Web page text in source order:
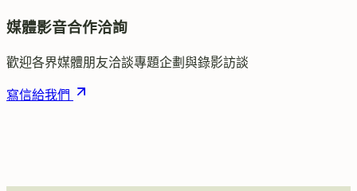
媒體影音合作洽詢
歡迎各界媒體朋友洽談專題企劃與錄影訪談
寫信給我們